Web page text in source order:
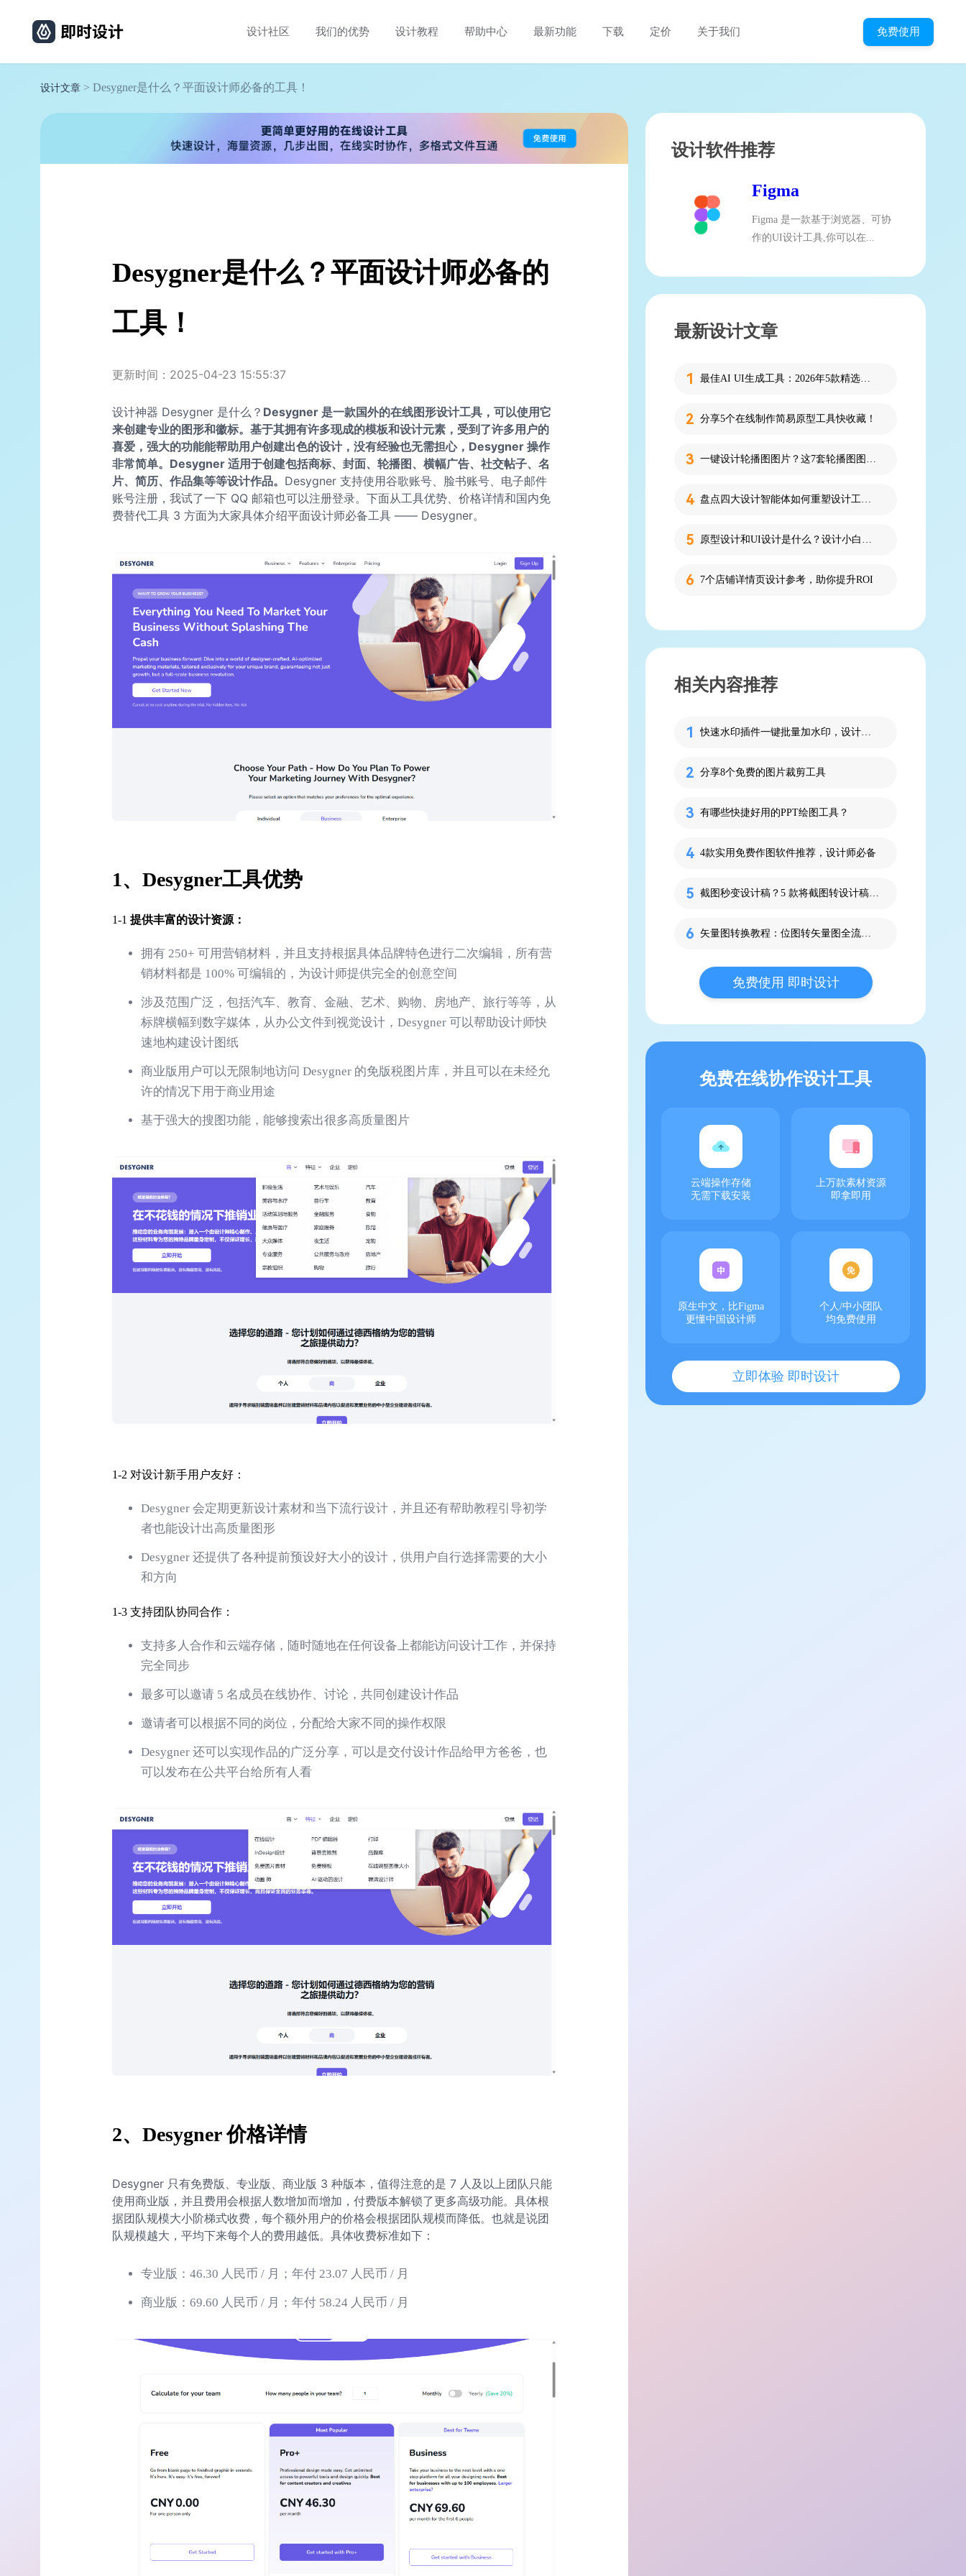
设计社区 我们的优势 设计教程 帮助中心 最新功能 下载 定价 关于我们 免费使用
设计文章 > Desygner是什么？平面设计师必备的工具！
Desygner是什么？平面设计师必备的
工具！
更新时间：2025-04-23 15:55:37
设计神器 Desygner 是什么？ Desygner 是一款国外的在线图形设计工具，可以使用它
来创建专业的图形和徽标。基于其拥有许多现成的模板和设计元素，受到了许多用户的
喜爱，强大的功能能帮助用户创建出色的设计，没有经验也无需担心，Desygner 操作
非常简单。Desygner 适用于创建包括商标、封面、轮播图、横幅广告、社交帖子、名
片、简历、作品集等等设计作品。 Desygner 支持使用谷歌账号、脸书账号、电子邮件
账号注册，我试了一下 QQ 邮箱也可以注册登录。下面从工具优势、价格详情和国内免
费替代工具 3 方面为大家具体介绍平面设计师必备工具 —— Desygner。
1、 Desygner工具优势
1-1 提供丰富的设计资源：
拥有 250+ 可用营销材料，并且支持根据具体品牌特色进行二次编辑，所有营
销材料都是 100% 可编辑的，为设计师提供完全的创意空间
涉及范围广泛，包括汽车、教育、金融、艺术、购物、房地产、旅行等等，从
标牌横幅到数字媒体，从办公文件到视觉设计，Desygner 可以帮助设计师快
速地构建设计图纸
商业版用户可以无限制地访问 Desygner 的免版税图片库，并且可以在未经允
许的情况下用于商业用途
基于强大的搜图功能，能够搜索出很多高质量图片
1-2 对设计新手用户友好：
Desygner 会定期更新设计素材和当下流行设计，并且还有帮助教程引导初学
者也能设计出高质量图形
Desygner 还提供了各种提前预设好大小的设计，供用户自行选择需要的大小
和方向
1-3 支持团队协同合作：
支持多人合作和云端存储，随时随地在任何设备上都能访问设计工作，并保持
完全同步
最多可以邀请 5 名成员在线协作、讨论，共同创建设计作品
邀请者可以根据不同的岗位，分配给大家不同的操作权限
Desygner 还可以实现作品的广泛分享，可以是交付设计作品给甲方爸爸，也
可以发布在公共平台给所有人看
2、 Desygner 价格详情
Desygner 只有免费版、专业版、商业版 3 种版本，值得注意的是 7 人及以上团队只能
使用商业版，并且费用会根据人数增加而增加，付费版本解锁了更多高级功能。具体根
据团队规模大小阶梯式收费，每个额外用户的价格会根据团队规模而降低。也就是说团
队规模越大，平均下来每个人的费用越低。具体收费标准如下：
专业版：46.30 人民币 / 月；年付 23.07 人民币 / 月
商业版：69.60 人民币 / 月；年付 58.24 人民币 / 月
设计软件推荐
Figma
Figma 是一款基于浏览器、可协
作的UI设计工具,你可以在...
最新设计文章
最佳AI UI生成工具：2026年5款精选，新手零代码快速制作界面
分享5个在线制作简易原型工具快收藏！
一键设计轮播图图片？这7套轮播图图片资源快收藏！
盘点四大设计智能体如何重塑设计工作流
原型设计和UI设计是什么？设计小白必看的科普！
7个店铺详情页设计参考，助你提升ROI
相关内容推荐
快速水印插件一键批量加水印，设计稿版权保护更高效！
分享8个免费的图片裁剪工具
有哪些快捷好用的PPT绘图工具？
4款实用免费作图软件推荐，设计师必备
截图秒变设计稿？5 款将截图转设计稿的工具让效率飙升
矢量图转换教程：位图转矢量图全流程指南（附操作步骤）
免费使用 即时设计
免费在线协作设计工具
云端操作存储
无需下载安装
上万款素材资源
即拿即用
原生中文，比Figma
更懂中国设计师
个人/中小团队
均免费使用
立即体验 即时设计